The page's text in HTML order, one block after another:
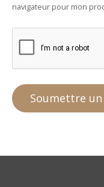
navigateur pour mon